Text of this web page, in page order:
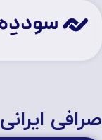
صرافی ایرانی